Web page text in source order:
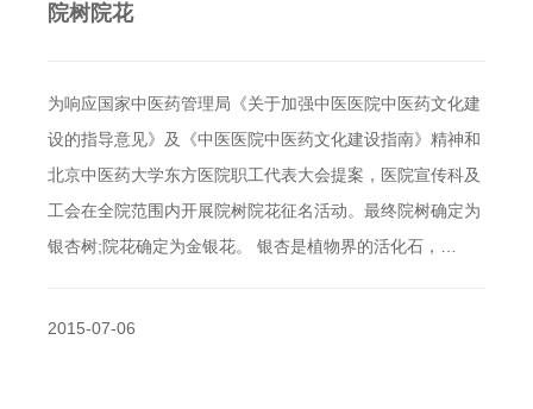
院树院花
为响应国家中医药管理局《关于加强中医医院中医药文化建
设的指导意见》及《中医医院中医药文化建设指南》精神和
北京中医药大学东方医院职工代表大会提案，医院宣传科及
工会在全院范围内开展院树院花征名活动。最终院树确定为
银杏树;院花确定为金银花。 银杏是植物界的活化石，…
2015-07-06